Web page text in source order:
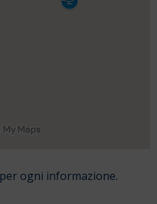
per ogni informazione.